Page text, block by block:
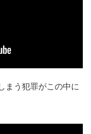
まう犯罪がこの中に